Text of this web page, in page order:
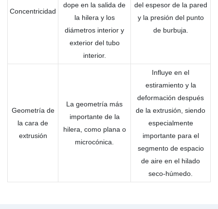
Concentricidad
dope en la salida de
la hilera y los
diámetros interior y
exterior del tubo
interior.
del espesor de la pared
y la presión del punto
de burbuja.
Geometría de
la cara de
extrusión
La geometría más
importante de la
hilera, como plana o
microcónica.
Influye en el
estiramiento y la
deformación después
de la extrusión, siendo
especialmente
importante para el
segmento de espacio
de aire en el hilado
seco-húmedo.